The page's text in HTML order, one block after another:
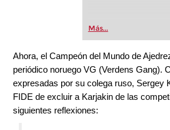
Más...
Ahora, el Campeón del Mundo de
periódico noruego VG (Verdens Gang).
expresadas por su colega ruso, Sergey
FIDE de excluir a Karjakin de las
siguientes reflexiones: